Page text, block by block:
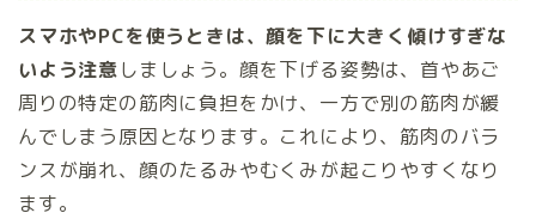
スマホやPCを使うときは、顔を下に大きく傾けすぎな
いよう注意しましょう。顔を下げる姿勢は、首やあご
周りの特定の筋肉に負担をかけ、一方で別の筋肉が緩
んでしまう原因となります。これにより、筋肉のバラ
ンスが崩れ、顔のたるみやむくみが起こりやすくなり
ます。